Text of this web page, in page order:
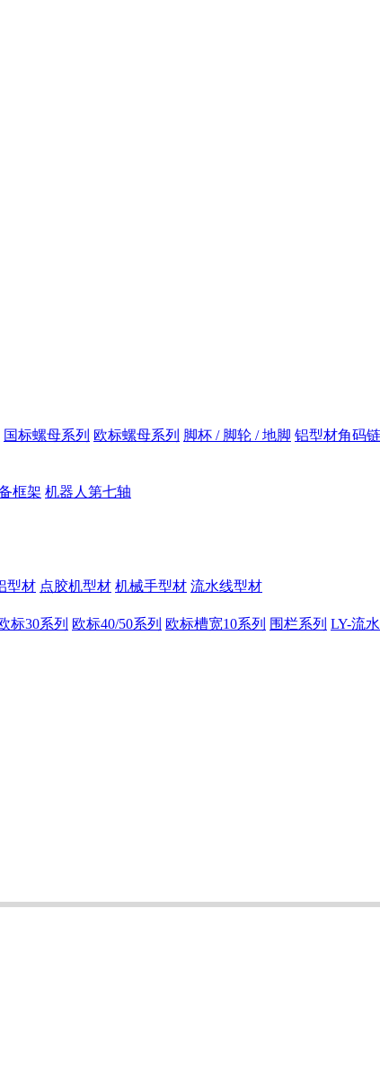
国标螺母系列 欧标螺母系列 脚杯 / 脚轮 / 地脚 铝型材角码
框架 机器人第七轴
型材 点胶机型材 机械手型材 流水线型材
标30系列 欧标40/50系列 欧标槽宽10系列 围栏系列 LY-流